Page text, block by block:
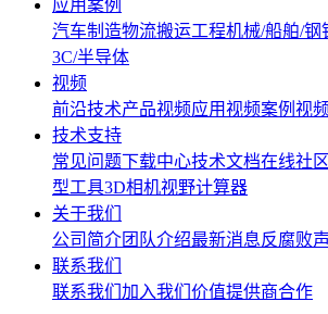
应用案例
汽车制造物流搬运工程机械/船舶/钢
3C/半导体
视频
前沿技术产品视频应用视频案例视频
技术支持
常见问题下载中心技术文档在线社区
型工具3D相机视野计算器
关于我们
公司简介团队介绍最新消息反腐败
联系我们
联系我们 加入我们 价值提供商合作